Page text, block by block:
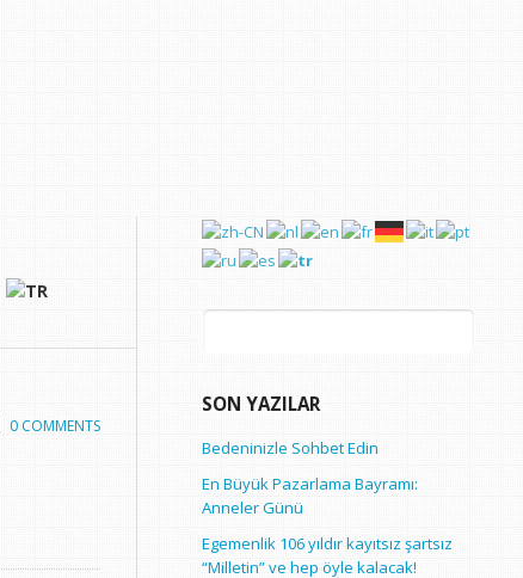
0 COMMENTS
Arama:
SON YAZILAR
Bedeninizle Sohbet Edin
En Büyük Pazarlama Bayramı:
Anneler Günü
Egemenlik 106 yıldır kayıtsız şartsız
“Milletin” ve hep öyle kalacak!